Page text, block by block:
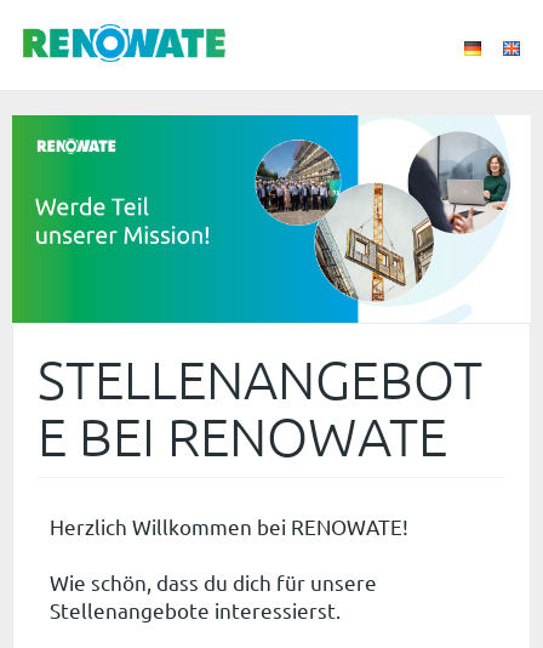
STELLENANGEBOT
E BEI RENOWATE
Herzlich Willkommen bei RENOWATE!
Wie schön, dass du dich für unsere
Stellenangebote interessierst.